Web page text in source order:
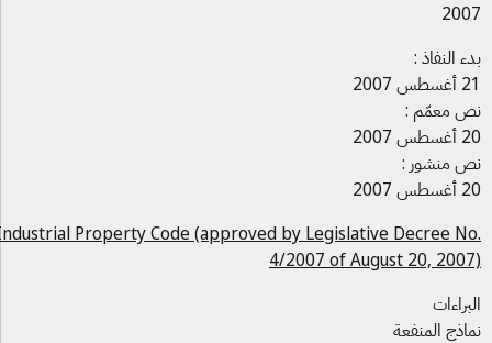
النفاذ :
معمّم :
منشور :
Industrial Property Code (approved by Legislative Decree
4/2007 of August 20,
المنفعة